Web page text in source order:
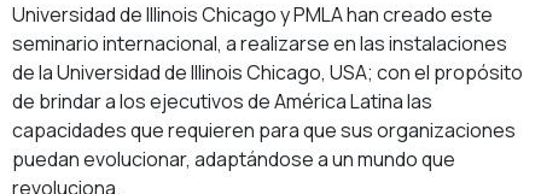
Universidad de Illinois Chicago y PMLA han creado este
seminario internacional, a realizarse en las instalaciones
de la Universidad de Illinois Chicago, USA; con el propósito
de brindar a los ejecutivos de América Latina las
capacidades que requieren para que sus organizaciones
puedan evolucionar, adaptándose a un mundo que
revoluciona.